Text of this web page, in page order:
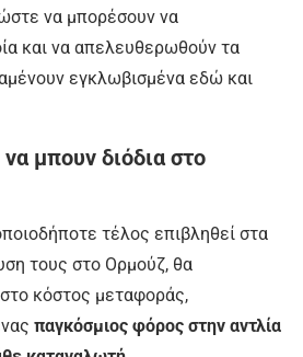
να μπορέσουν να
και να απελευθερωθούν τα
εγκλωβισμένα εδώ και
να μπουν διόδια στο
τέλος επιβληθεί στα
τους στο Ορμούζ, θα
κόστος μεταφοράς,
παγκόσμιος φόρος στην αντλία